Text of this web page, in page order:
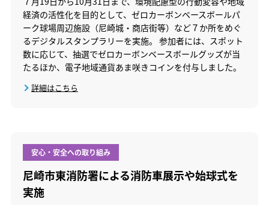
経済の活性化を目的として、ゼロカーボンベースボールパ
ーク球場周辺施設（尼崎城・商店街等）など７か所をめぐ
るデジタルスタンプラリーを実施。 参加者には、スポット
数に応じて、抽選でゼロカーボンベースボールグッズが当
たるほか、電子地域通貨あま咲きコインを付与しました。
詳細はこちら
安心・安全への取り組み
尼崎市東消防署による消防車展示や始球式を
実施